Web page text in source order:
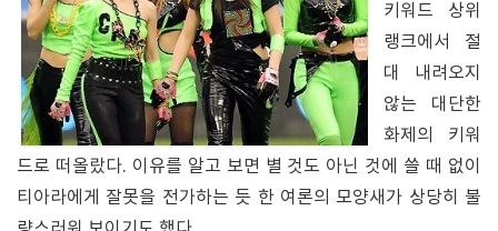
키워드 상위
랭크에서 절
대 내려오지
않는 대단한
화제의 키워
드로 떠올랐다. 이유를 알고 보면 별 것도 아닌 것에 쓸 때 없이
티아라에게 잘못을 전가하는 듯 한 여론의 모양새가 상당히 불